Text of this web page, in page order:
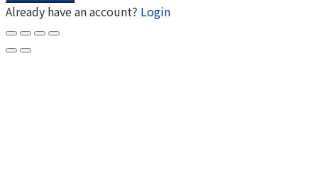
Already have an account? Login